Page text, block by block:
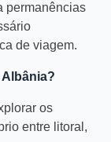
permanências
de viagem.
os
entre litoral,